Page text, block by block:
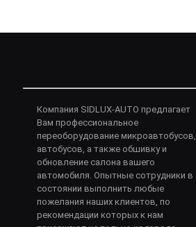
Компания SIDLUX-AUTO предлагает
Вам профессиональное
переоборудование микроавтобусов,
автобусов, а также обшивку и
обновление салона вашего
автомобиля. Опытные сотрудники в
состоянии выполнить любые
пожелания наших клиентов, по
рекомендации которых к нам